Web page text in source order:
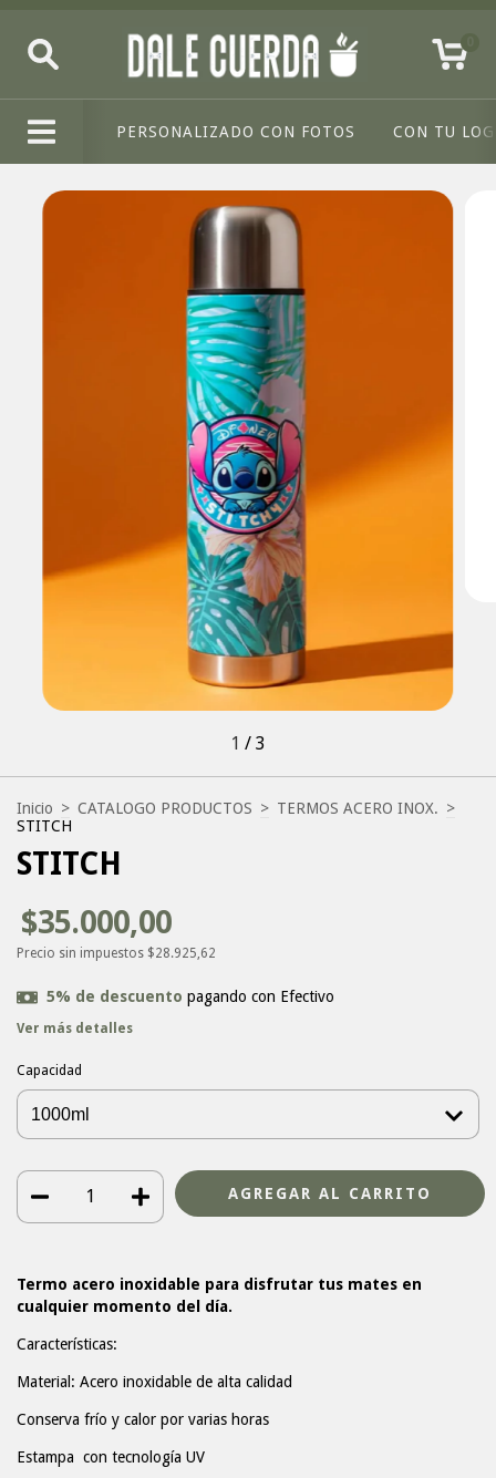
PERSONALIZADO CON FOTOS CON TU
1 / 3
Inicio > CATALOGO PRODUCTOS > TERMOS ACERO INOX. >
STITCH
STITCH
$35.000,00
Precio sin impuestos $28.925,62
5% de descuento pagando con Efectivo
Ver más detalles
Capacidad
Termo acero inoxidable para disfrutar tus mates en
cualquier momento del día.
Características:
Material: Acero inoxidable de alta calidad
Conserva frío y calor por varias horas
Estampa con tecnología UV